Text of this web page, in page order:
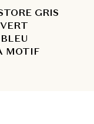
GRIS
MOTIF